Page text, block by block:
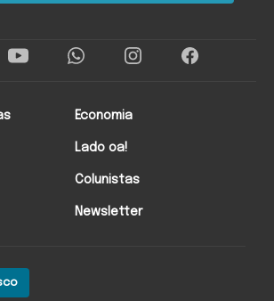
Economia
Lado oa!
Colunistas
Newsletter